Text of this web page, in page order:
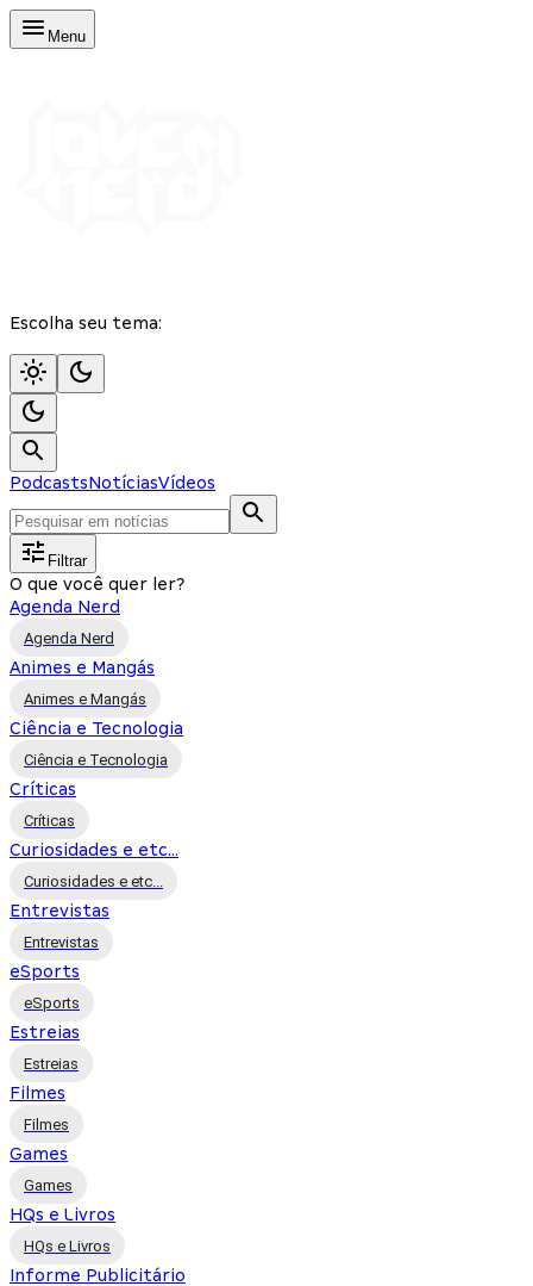
Menu
Escolha seu tema:
PodcastsNotíciasVídeos
Filtrar
O que você quer ler?
Agenda Nerd
Agenda Nerd
Animes e Mangás
Animes e Mangás
Ciência e Tecnologia
Ciência e Tecnologia
Críticas
Críticas
Curiosidades e etc...
Curiosidades e etc...
Entrevistas
Entrevistas
eSports
eSports
Estreias
Estreias
Filmes
Filmes
Games
Games
HQs e Livros
HQs e Livros
Informe Publicitário